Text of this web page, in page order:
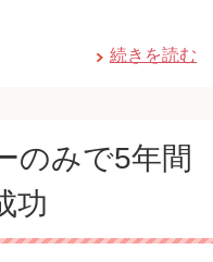
続きを読む
のみで5年間
功